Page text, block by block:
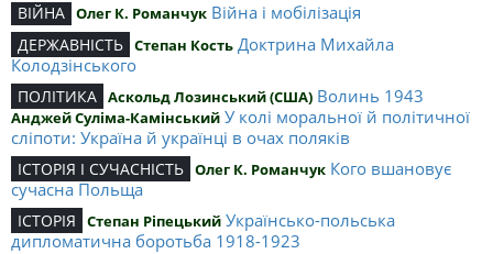
ВІЙНА Олег К. Романчук Війна і мобілізація
ДЕРЖАВНІСТЬ Степан Кость Доктрина Михайла
Колодзінського
ПОЛІТИКА Аскольд Лозинський (США) Волинь 1943
Анджей Суліма-Камінський У колі моральної й політичної
сліпоти: Україна й українці в очах поляків
ІСТОРІЯ І СУЧАСНІСТЬ Олег К. Романчук Кого вшановує
сучасна Польща
ІСТОРІЯ Степан Ріпецький Українсько-польська
дипломатична боротьба 1918-1923